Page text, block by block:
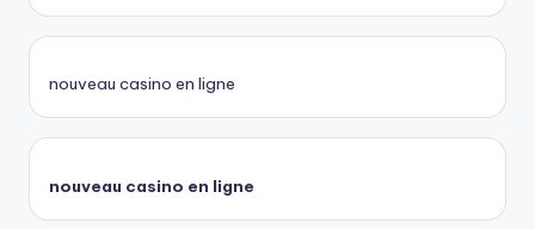
nouveau casino en ligne
nouveau casino en ligne